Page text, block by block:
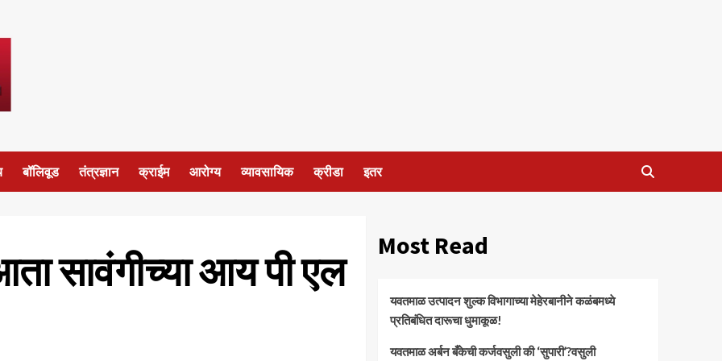
बॉलिवूड तंत्रज्ञान क्राईम आरोग्य व्यावसायिक क्रीडा इतर
सावंगीच्या आय पी एल
Most Read
यवतमाळ उत्पादन शुल्क विभागाच्या मेहेरबानीने कळंबमध्ये
प्रतिबंधित दारूचा धुमाकूळ!
​यवतमाळ अर्बन बँकेची कर्जवसुली की ‘सुपारी’?वसुली